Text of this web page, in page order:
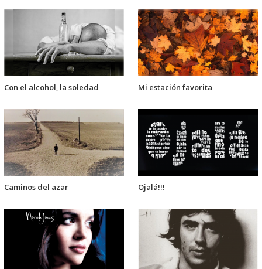
Con el alcohol, la soledad Mi estación favorita
Caminos del azar Ojalá!!!